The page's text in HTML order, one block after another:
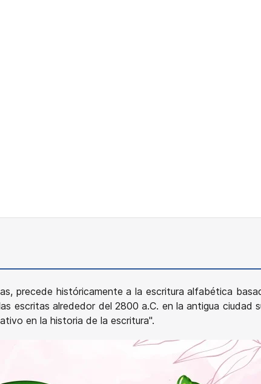
precede históricamente a la escritura alfabética
escritas alrededor del 2800 a.C. en la antigua ciudad
en la historia de la escritura".